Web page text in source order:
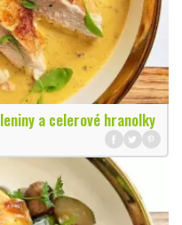
a celerové hranolky